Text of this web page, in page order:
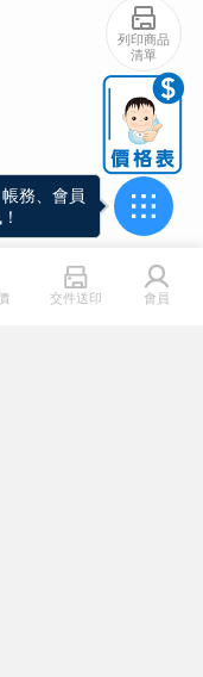
務、會員
列印商品
清單
交件送印 會員